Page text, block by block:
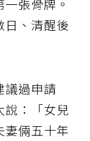
張骨牌。
日、清醒後
議過申請
說：「女兒
妻倆五十年